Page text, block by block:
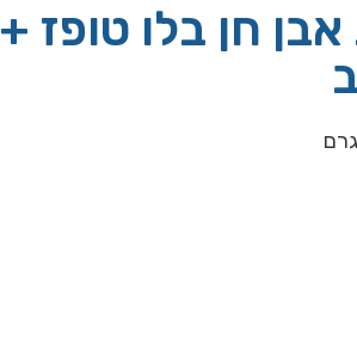
חן בלו טופז +